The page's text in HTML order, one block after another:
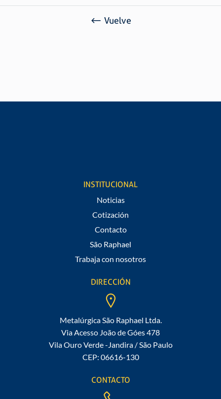
Classificação Fiscal: 73.26.90.90
Vuelve
INSTITUCIONAL
Noticias
Cotización
Contacto
São Raphael
Trabaja con nosotros
DIRECCIÓN
Metalúrgica São Raphael Ltda.
Via Acesso João de Góes 478
Vila Ouro Verde -Jandira / São Paulo
CEP: 06616-130
CONTACTO